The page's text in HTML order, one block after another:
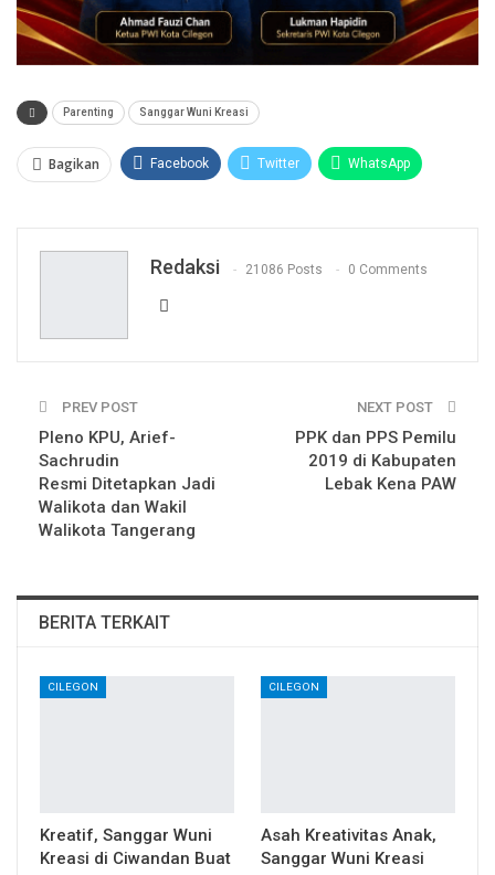
Parenting Sanggar Wuni Kreasi
Bagikan Facebook Twitter WhatsApp
Redaksi 21086 Posts 0 Comments
PREV POST
Pleno KPU, Arief-
Sachrudin
Resmi Ditetapkan Jadi
Walikota dan Wakil
Walikota Tangerang
NEXT POST
PPK dan PPS Pemilu
2019 di Kabupaten
Lebak Kena PAW
BERITA TERKAIT
CILEGON
Kreatif, Sanggar Wuni
Kreasi di Ciwandan Buat
CILEGON
Asah Kreativitas Anak,
Sanggar Wuni Kreasi